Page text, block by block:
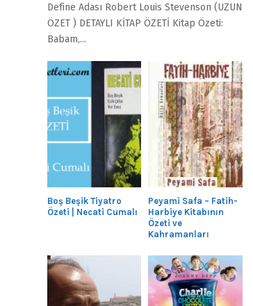
Define Adası Robert Louis Stevenson (UZUN
ÖZET ) DETAYLI KİTAP ÖZETİ Kitap Özeti:
Babam,...
Boş Beşik Tiyatro
Özeti | Necati Cumalı
Peyami Safa – Fatih-
Harbiye Kitabının
Özeti ve
Kahramanları